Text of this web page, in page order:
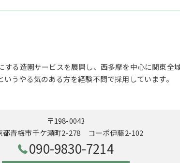
する造園サービスを展開し、西多摩を中心に関東全
うやる気のある方を経験不問で採用しています。
〒198-0043
都青梅市千ケ瀬町2-278 コーポ伊藤2-102
090-9830-7214